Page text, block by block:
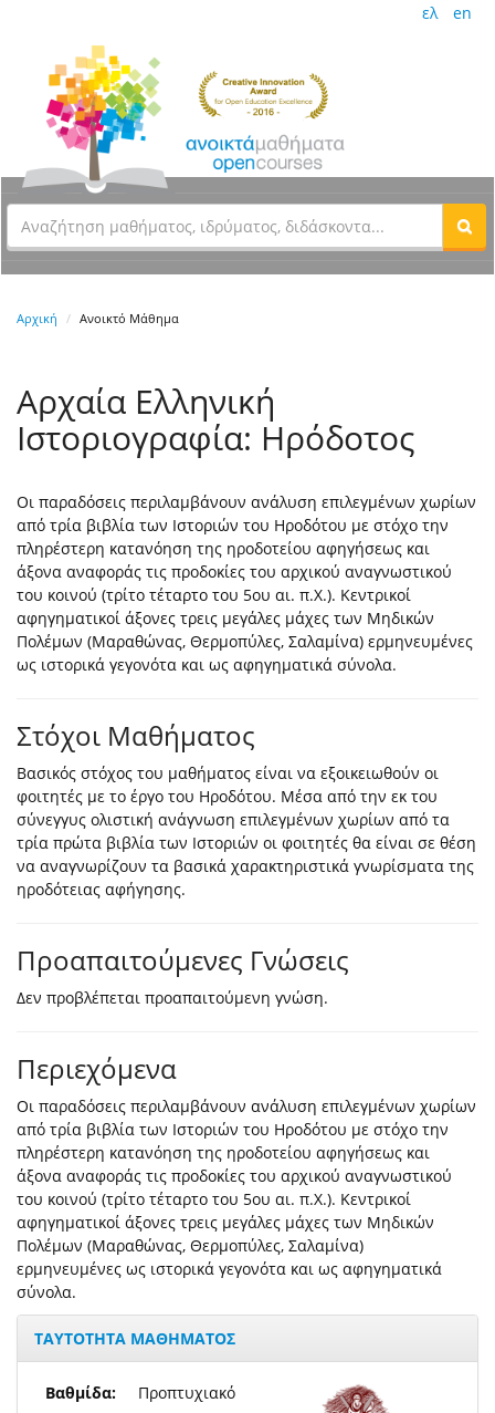
ελ en
Αρχική Ανοικτό Μάθημα
Αρχαία Ελληνική
Ιστοριογραφία: Ηρόδοτος
Οι παραδόσεις περιλαμβάνουν ανάλυση επιλεγμένων χωρίων
από τρία βιβλία των Ιστοριών του Ηροδότου με στόχο την
πληρέστερη κατανόηση της ηροδοτείου αφηγήσεως και
άξονα αναφοράς τις προδοκίες του αρχικού αναγνωστικού
του κοινού (τρίτο τέταρτο του 5ου αι. π.Χ.). Κεντρικοί
αφηγηματικοί άξονες τρεις μεγάλες μάχες των Μηδικών
Πολέμων (Μαραθώνας, Θερμοπύλες, Σαλαμίνα) ερμηνευμένες
ως ιστορικά γεγονότα και ως αφηγηματικά σύνολα.
Στόχοι Μαθήματος
Βασικός στόχος του μαθήματος είναι να εξοικειωθούν οι
φοιτητές με το έργο του Ηροδότου. Μέσα από την εκ του
σύνεγγυς ολιστική ανάγνωση επιλεγμένων χωρίων από τα
τρία πρώτα βιβλία των Ιστοριών οι φοιτητές θα είναι σε θέση
να αναγνωρίζουν τα βασικά χαρακτηριστικά γνωρίσματα της
ηροδότειας αφήγησης.
Προαπαιτούμενες Γνώσεις
Δεν προβλέπεται προαπαιτούμενη γνώση.
Περιεχόμενα
Οι παραδόσεις περιλαμβάνουν ανάλυση επιλεγμένων χωρίων
από τρία βιβλία των Ιστοριών του Ηροδότου με στόχο την
πληρέστερη κατανόηση της ηροδοτείου αφηγήσεως και
άξονα αναφοράς τις προδοκίες του αρχικού αναγνωστικού
του κοινού (τρίτο τέταρτο του 5ου αι. π.Χ.). Κεντρικοί
αφηγηματικοί άξονες τρεις μεγάλες μάχες των Μηδικών
Πολέμων (Μαραθώνας, Θερμοπύλες, Σαλαμίνα)
ερμηνευμένες ως ιστορικά γεγονότα και ως αφηγηματικά
σύνολα.
ΤΑΥΤΟΤΗΤΑ ΜΑΘΗΜΑΤΟΣ
Βαθμίδα:
Προπτυχιακό